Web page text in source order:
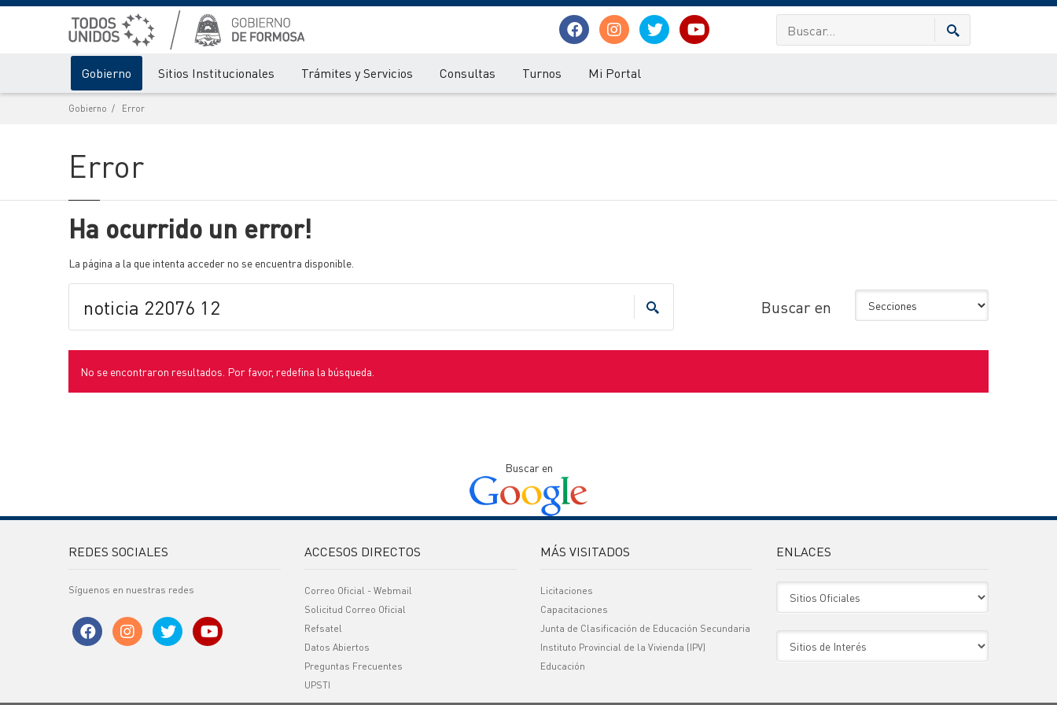
Gobierno Sitios Institucionales Trámites y Servicios Consultas Turnos Mi Portal
Gobierno Error
Error
Ha ocurrido un error!
La página a la que intenta acceder no se encuentra disponible.
Buscar en
No se encontraron resultados. Por favor, redefina la búsqueda.
Buscar en
REDES SOCIALES
Síguenos en nuestras redes
ACCESOS DIRECTOS
Correo Oficial - Webmail
Solicitud Correo Oficial
Refsatel
Datos Abiertos
Preguntas Frecuentes
UPSTI
MÁS VISITADOS
Licitaciones
Capacitaciones
Junta de Clasificación de Educación Secundaria
Instituto Provincial de la Vivienda (IPV)
Educación
ENLACES